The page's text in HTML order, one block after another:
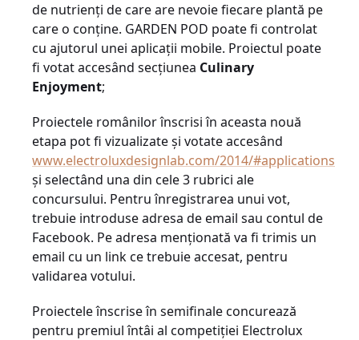
de nutrienți de care are nevoie fiecare plantă pe
care o conține. GARDEN POD poate fi controlat
cu ajutorul unei aplicații mobile. Proiectul poate
fi votat accesând secțiunea Culinary
Enjoyment;
Proiectele românilor înscrisi în aceasta nouă
etapa pot fi vizualizate și votate accesând
www.electroluxdesignlab.com/2014/#applications
și selectând una din cele 3 rubrici ale
concursului. Pentru înregistrarea unui vot,
trebuie introduse adresa de email sau contul de
Facebook. Pe adresa menționată va fi trimis un
email cu un link ce trebuie accesat, pentru
validarea votului.
Proiectele înscrise în semifinale concurează
pentru premiul întâi al competiției Electrolux